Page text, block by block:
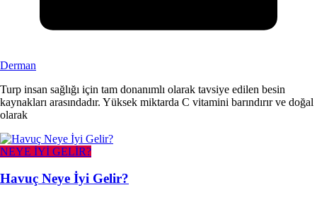
Derman
Turp insan sağlığı için tam donanımlı olarak tavsiye edilen besin
kaynakları arasındadır. Yüksek miktarda C vitamini barındırır ve doğal
olarak
NEYE İYİ GELİR?
Havuç Neye İyi Gelir?